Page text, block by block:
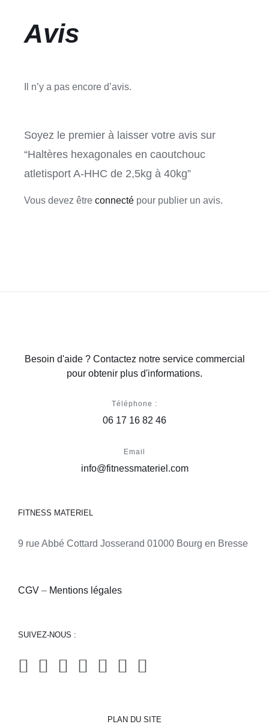
Avis
Il n’y a pas encore d’avis.
Soyez le premier à laisser votre avis sur
“Haltères hexagonales en caoutchouc
atletisport A-HHC de 2,5kg à 40kg”
Vous devez être connectépour publier un avis.
Besoin d'aide ? Contactez notre service commercial
pour obtenir plus d'informations.
Téléphone :
06 17 16 82 46
Email
info@fitnessmateriel.com
FITNESS MATERIEL
9 rue Abbé Cottard Josserand 01000 Bourg en Bresse
CGV – Mentions légales
SUIVEZ-NOUS :
PLAN DU SITE